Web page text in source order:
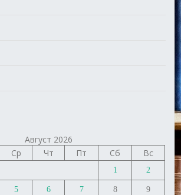
Август 2026
Ср Чт Пт Сб Вс
1 2
5 6 7 8 9